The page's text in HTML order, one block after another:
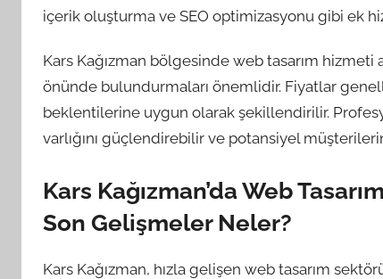
içerik oluşturma ve SEO optimizasyonu gibi ek
Kars Kağızman bölgesinde web tasarım
önünde bulundurmaları önemlidir. Fiyatlar
beklentilerine uygun olarak şekillendirilir.
varlığını güçlendirebilir ve potansiyel
Kars Kağızman’da Web
Son Gelişmeler Neler?
Kars Kağızman, hızla gelişen web tasarım